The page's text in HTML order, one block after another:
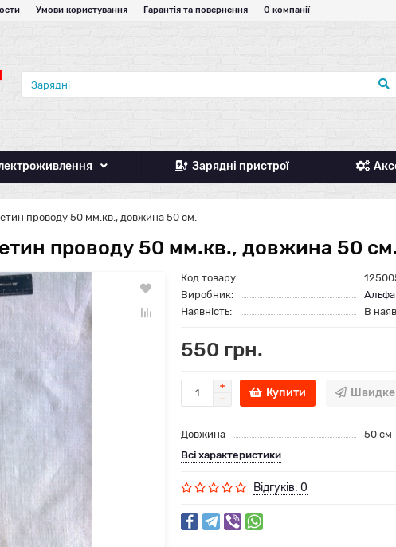
Умови користування Гарантія та повернення О компанії
Зарядні пристрої
проводу 50 мм.кв., довжина 50 см.
проводу 50 мм.кв., довжина 50
Код товару:
Виробник:
Наявність:
В
550 грн.
Купити
Довжина
50 см
Всі характеристики
Відгуків: 0